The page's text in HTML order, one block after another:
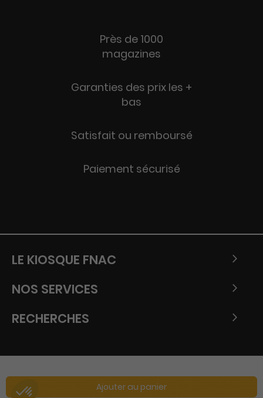
Ajouter au panier
Près de 1000
magazines
Garanties des prix les +
bas
Satisfait ou remboursé
Paiement sécurisé
LE KIOSQUE FNAC
NOS SERVICES
RECHERCHES
Copyright © Tous droits réservés - Fnac 2026.